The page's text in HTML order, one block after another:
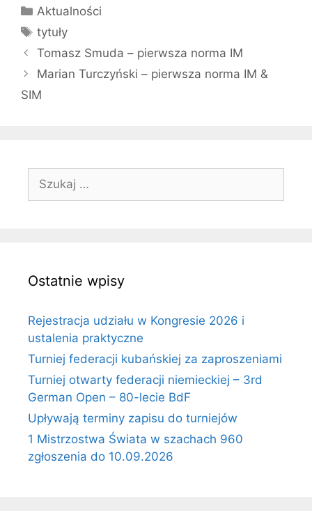
Kategorie
Aktualności
Tagi
tytuły
Tomasz Smuda – pierwsza norma IM
Marian Turczyński – pierwsza norma IM &
SIM
Ostatnie wpisy
Rejestracja udziału w Kongresie 2026 i
ustalenia praktyczne
Turniej federacji kubańskiej za zaproszeniami
Turniej otwarty federacji niemieckiej – 3rd
German Open – 80-lecie BdF
Upływają terminy zapisu do turniejów
1 Mistrzostwa Świata w szachach 960
zgłoszenia do 10.09.2026